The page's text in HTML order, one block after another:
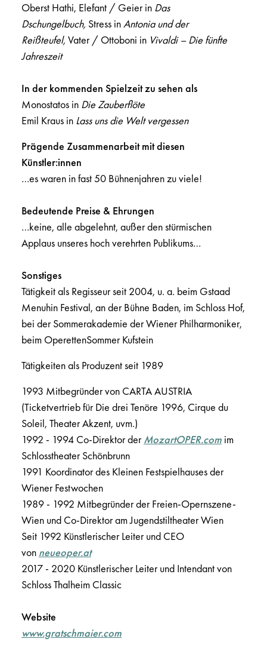
Oberst Hathi, Elefant / Geier in Das
Dschungelbuch, Stress inAntonia und der
Reißteufel, Vater / Ottoboni in Vivaldi – Die fünfte
Jahreszeit
In der kommenden Spielzeit zu sehen als
Monostatos in Die Zauberflöte
Emil Kraus in Lass uns die Welt vergessen
Prägende Zusammenarbeit mit diesen
Künstler:innen
…es waren in fast 50 Bühnenjahren zu viele!
Bedeutende Preise & Ehrungen
…keine, alle abgelehnt, außer den stürmischen
Applaus unseres hoch verehrten Publikums…
Sonstiges
Tätigkeit als Regisseur seit 2004, u. a. beim Gstaad
Menuhin Festival, an der Bühne Baden, im Schloss Hof,
bei der Sommerakademie der Wiener Philharmoniker,
beim OperettenSommer Kufstein
Tätigkeiten als Produzent seit 1989
1993 Mitbegründer von CARTA AUSTRIA
(Ticketvertrieb für Die drei Tenöre 1996, Cirque du
Soleil, Theater Akzent, uvm.)
1992 - 1994 Co-Direktor derMozartOPER.com im
Schlosstheater Schönbrunn
1991 Koordinator des Kleinen Festspielhauses der
Wiener Festwochen
1989 - 1992 Mitbegründer der Freien-Opernszene-
Wien und Co-Direktor am Jugendstiltheater Wien
Seit 1992 Künstlerischer Leiter und CEO
von neueoper.at
2017 - 2020 Künstlerischer Leiter und Intendant von
Schloss Thalheim Classic
Website
www.gratschmaier.com